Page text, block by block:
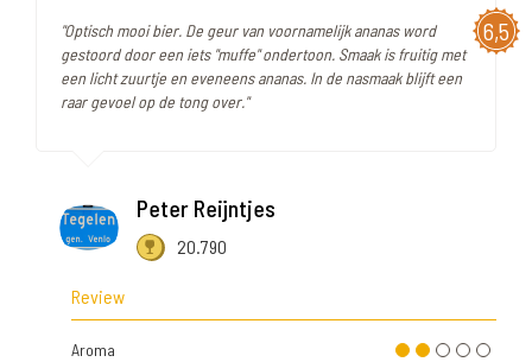
6,5
"Optisch mooi bier. De geur van voornamelijk ananas word
gestoord door een iets "muffe" ondertoon. Smaak is fruitig met
een licht zuurtje en eveneens ananas. In de nasmaak blijft een
raar gevoel op de tong over."
Peter Reijntjes
20.790
Review
Aroma